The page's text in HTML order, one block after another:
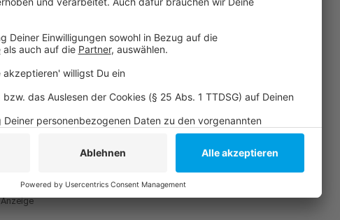
Weitere Infos und Links zum Thema:
Anzeige
Unsere Meldung zum Start des Open-Air-Kino:
Düsseldorfer Programmkinos mit Besucherplus
Anzeige